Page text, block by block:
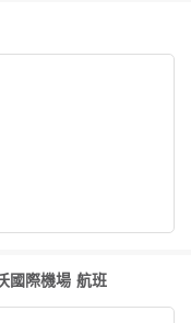
國際機場 航班